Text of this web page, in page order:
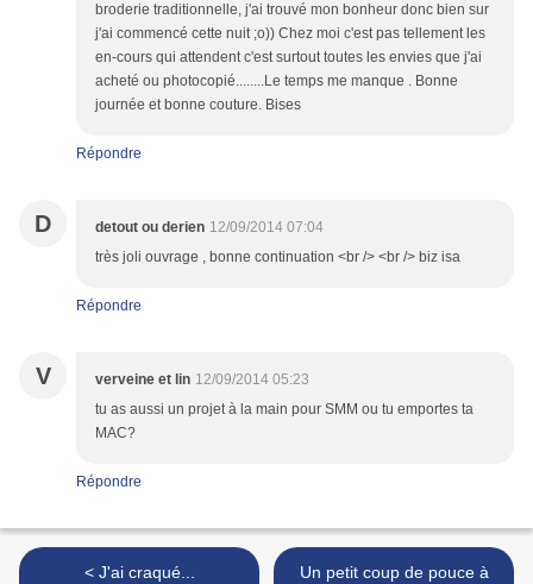
broderie traditionnelle, j'ai trouvé mon bonheur donc bien sur
j'ai commencé cette nuit ;o)) Chez moi c'est pas tellement les
en-cours qui attendent c'est surtout toutes les envies que j'ai
acheté ou photocopié........Le temps me manque . Bonne
journée et bonne couture. Bises
Répondre
D detout ou derien 12/09/2014 07:04
très joli ouvrage , bonne continuation <br /> <br /> biz isa
Répondre
V verveine et lin 12/09/2014 05:23
tu as aussi un projet à la main pour SMM ou tu emportes ta
MAC?
Répondre
< J'ai craqué...
Un petit coup de pouce à